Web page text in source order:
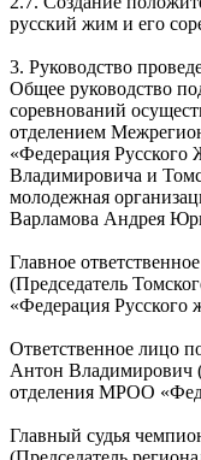
русский жим и его
3. Руководство
Общее руководство
соревнований
отделением
«Федерация
Владимировича и
молодежная
Варламова Андрея
Главное
(Председатель
«Федерация Русского
Ответственное лицо
Антон Владимирович
отделения МРОО
Главный судья